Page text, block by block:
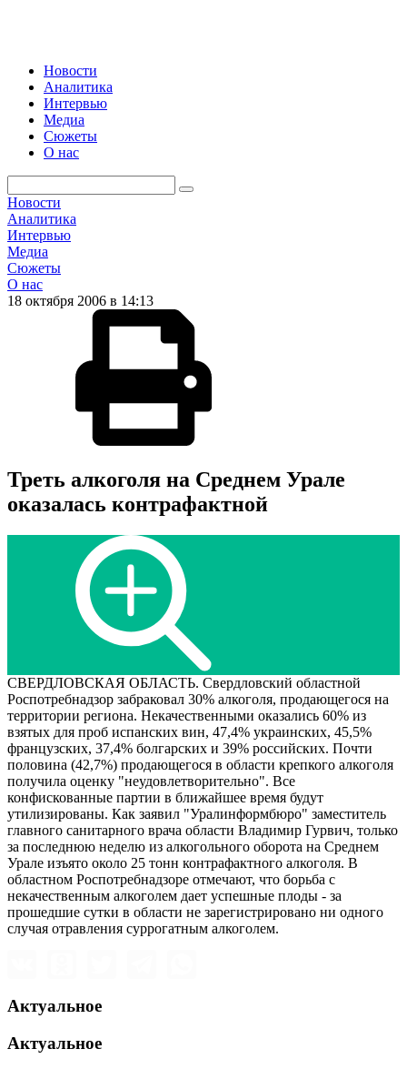
Новости
Аналитика
Интервью
Медиа
Сюжеты
О нас
Новости
Аналитика
Интервью
Медиа
Сюжеты
О нас
18 октября 2006 в 14:13
Треть алкоголя на Среднем Урале
оказалась контрафактной
СВЕРДЛОВСКАЯ ОБЛАСТЬ. Свердловский областной
Роспотребнадзор забраковал 30% алкоголя, продающегося на
территории региона. Некачественными оказались 60% из
взятых для проб испанских вин, 47,4% украинских, 45,5%
французских, 37,4% болгарских и 39% российских. Почти
половина (42,7%) продающегося в области крепкого алкоголя
получила оценку "неудовлетворительно". Все
конфискованные партии в ближайшее время будут
утилизированы. Как заявил "Уралинформбюро" заместитель
главного санитарного врача области Владимир Гурвич, только
за последнюю неделю из алкогольного оборота на Среднем
Урале изъято около 25 тонн контрафактного алкоголя. В
областном Роспотребнадзоре отмечают, что борьба с
некачественным алкоголем дает успешные плоды - за
прошедшие сутки в области не зарегистрировано ни одного
случая отравления суррогатным алкоголем.
Актуальное
Актуальное